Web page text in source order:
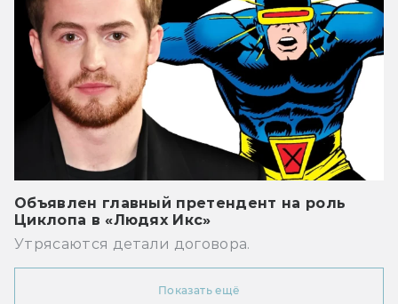
Объявлен главный претендент на роль
Циклопа в «Людях Икс»
Утрясаются детали договора.
Показать ещё